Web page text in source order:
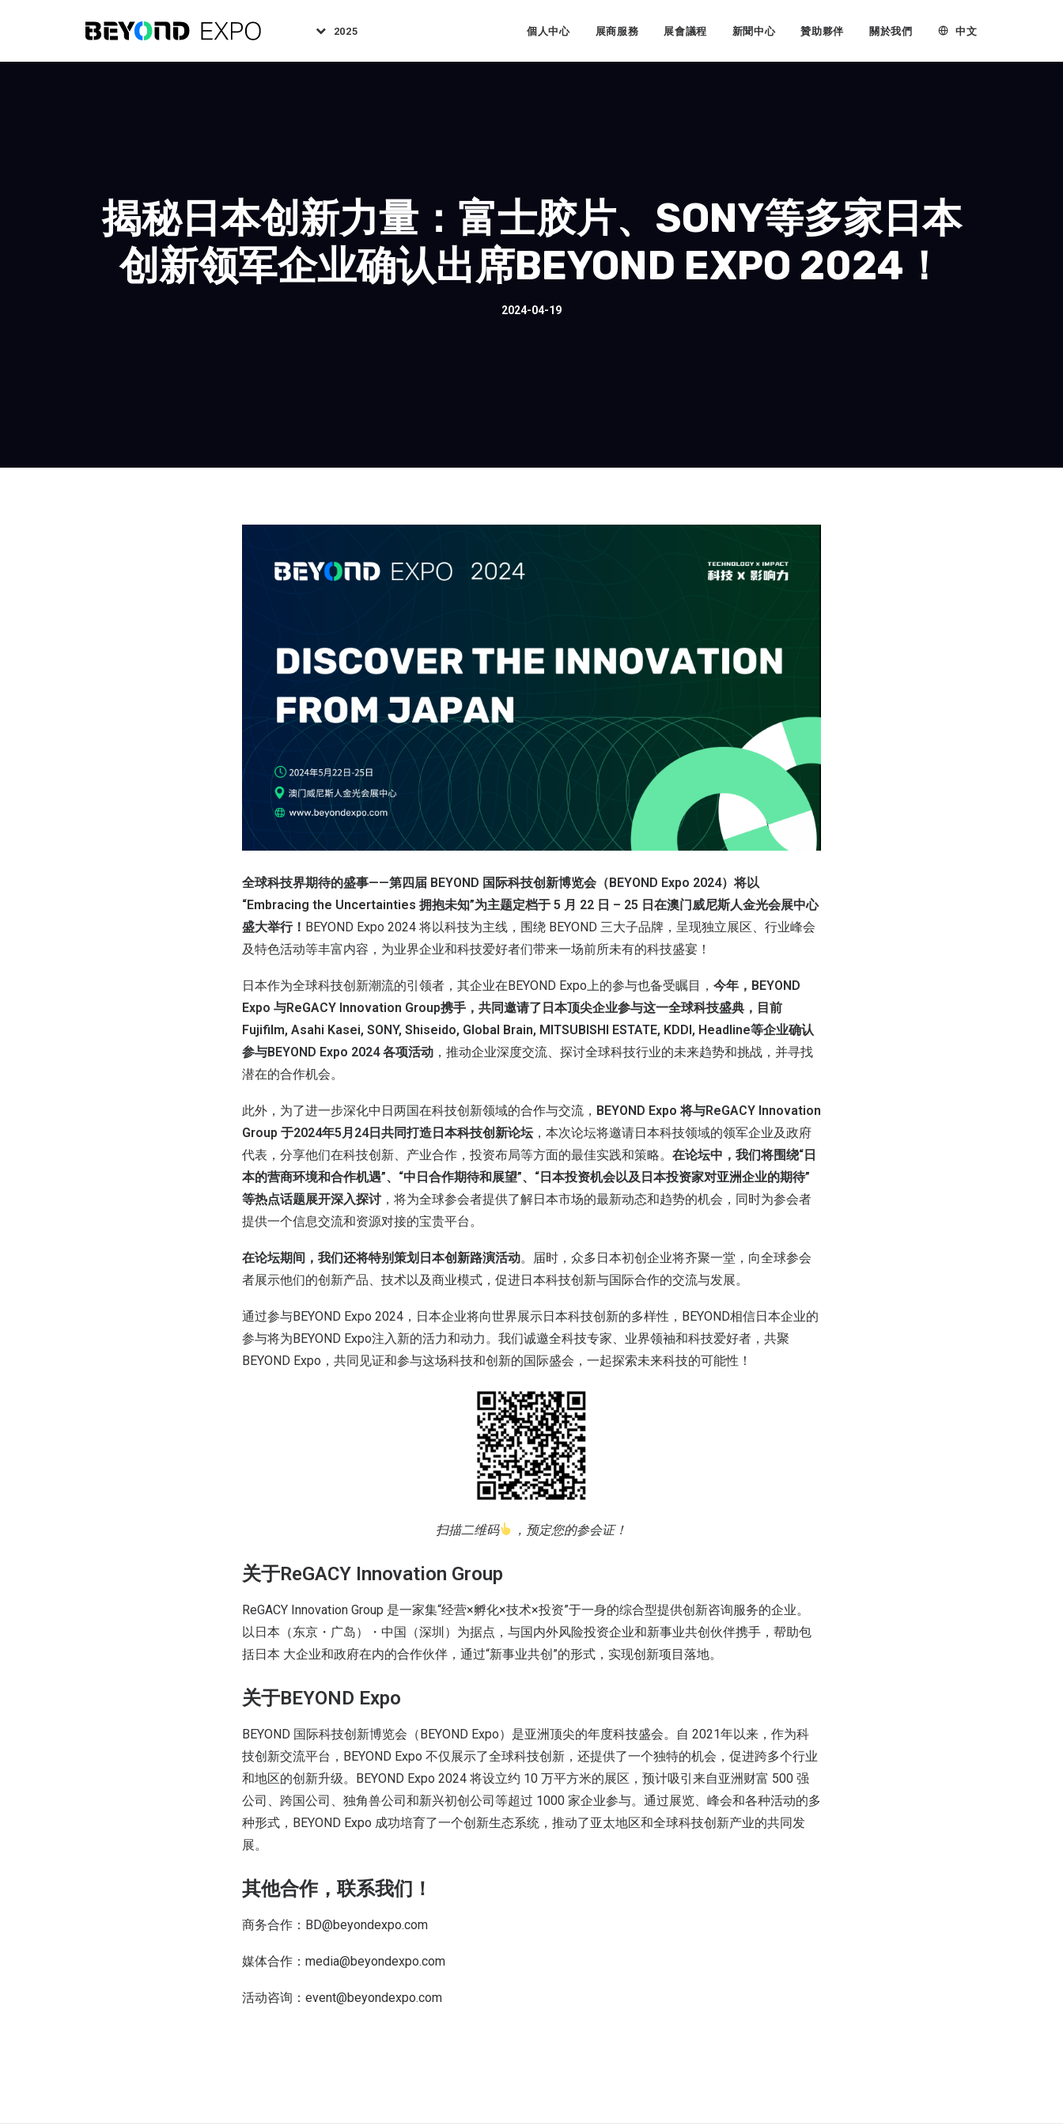
2025 個人中心 展商服務 展會議程 新聞中心 贊助夥伴 關於我們 中文
揭秘日本创新力量：富士胶片、SONY等多家日本
创新领军企业确认出席BEYOND EXPO 2024！
2024-04-19
全球科技界期待的盛事——第四届 BEYOND 国际科技创新博览会（BEYOND Expo 2024）将以
“Embracing the Uncertainties 拥抱未知”为主题定档于 5 月 22 日 – 25 日在澳门威尼斯人金光会展中心
盛大举行！ BEYOND Expo 2024 将以科技为主线，围绕 BEYOND 三大子品牌，呈现独立展区、行业峰会
及特色活动等丰富内容，为业界企业和科技爱好者们带来一场前所未有的科技盛宴！
日本作为全球科技创新潮流的引领者，其企业在BEYOND Expo上的参与也备受瞩目， 今年，BEYOND
Expo 与ReGACY Innovation Group携手，共同邀请了日本顶尖企业参与这一全球科技盛典，目前
Fujifilm, Asahi Kasei, SONY, Shiseido, Global Brain, MITSUBISHI ESTATE, KDDI, Headline等企业确认
参与BEYOND Expo 2024 各项活动 ，推动企业深度交流、探讨全球科技行业的未来趋势和挑战，并寻找
潜在的合作机会。
此外，为了进一步深化中日两国在科技创新领域的合作与交流， BEYOND Expo 将与ReGACY Innovation
Group 于2024年5月24日共同打造日本科技创新论坛，本次论坛将邀请日本科技领域的领军企业及政府
代表，分享他们在科技创新、产业合作，投资布局等方面的最佳实践和策略。 在论坛中，我们将围绕“日
本的营商环境和合作机遇”、“中日合作期待和展望”、“日本投资机会以及日本投资家对亚洲企业的期待”
等热点话题展开深入探讨，将为全球参会者提供了解日本市场的最新动态和趋势的机会，同时为参会者
提供一个信息交流和资源对接的宝贵平台。
在论坛期间，我们还将特别策划日本创新路演活动。届时，众多日本初创企业将齐聚一堂，向全球参会
者展示他们的创新产品、技术以及商业模式，促进日本科技创新与国际合作的交流与发展。
通过参与BEYOND Expo 2024，日本企业将向世界展示日本科技创新的多样性，BEYOND相信日本企业的
参与将为BEYOND Expo注入新的活力和动力。我们诚邀全科技专家、业界领袖和科技爱好者，共聚
BEYOND Expo，共同见证和参与这场科技和创新的国际盛会，一起探索未来科技的可能性！
扫描二维码 ，预定您的参会证！
关于ReGACY Innovation Group
ReGACY Innovation Group 是一家集“经营×孵化×技术×投资”于一身的综合型提供创新咨询服务的企业。
以日本（东京・广岛）・中国（深圳）为据点，与国内外风险投资企业和新事业共创伙伴携手，帮助包
括日本 大企业和政府在内的合作伙伴，通过“新事业共创”的形式，实现创新项目落地。
关于BEYOND Expo
BEYOND 国际科技创新博览会（BEYOND Expo）是亚洲顶尖的年度科技盛会。自 2021年以来，作为科
技创新交流平台，BEYOND Expo 不仅展示了全球科技创新，还提供了一个独特的机会，促进跨多个行业
和地区的创新升级。BEYOND Expo 2024 将设立约 10 万平方米的展区，预计吸引来自亚洲财富 500 强
公司、跨国公司、独角兽公司和新兴初创公司等超过 1000 家企业参与。通过展览、峰会和各种活动的多
种形式，BEYOND Expo 成功培育了一个创新生态系统，推动了亚太地区和全球科技创新产业的共同发
展。
其他合作，联系我们！
商务合作：BD@beyondexpo.com
媒体合作：media@beyondexpo.com
活动咨询：event@beyondexpo.com